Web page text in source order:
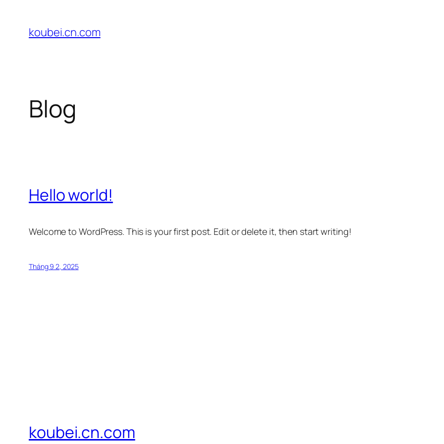
koubei.cn.com
Blog
Hello world!
Welcome to WordPress. This is your first post. Edit or delete it, then start writing!
Tháng 9 2, 2025
koubei.cn.com